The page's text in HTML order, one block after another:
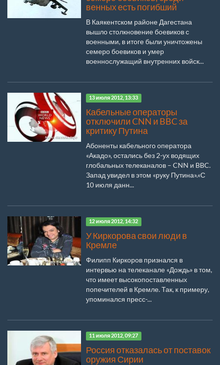
венных есть погибший
В Каякентском районе Дагестана
вышло столкновение боевиков с
военными, в итоге были уничтожены
семеро боевиков и умер
военнослужащий внутренних войск...
13 июля 2012, 13:33
Кабельные операторы
отключили CNN и BBC за
критику Путина
Абоненты кабельного оператора
«Акадо», остались без 2-ух водящих
глобальных телеканалов – CNN и BBC.
Запад увидел в этом «руку Путина».«С
10 июля данн...
12 июля 2012, 14:32
У Киркорова свои люди в
Кремле
Филипп Киркоров признался в
интервью на телеканале «Дождь» в том,
что имеет высокопоставленных
попечителей в Кремле. Так, к примеру,
упоминался пресс-...
11 июля 2012, 09:27
Россия отказалась от поставок
оружия Сирии